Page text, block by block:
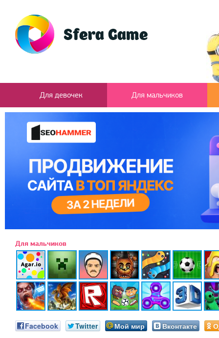
Для девочек Для мальчиков
Для мальчиков
Facebook Twitter Мой мир Вконтакте